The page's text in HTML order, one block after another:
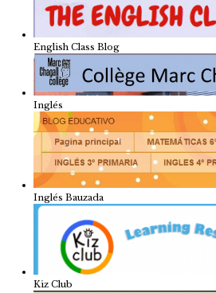
English Class Blog
Inglés
Inglés Bauzada
Kiz Club